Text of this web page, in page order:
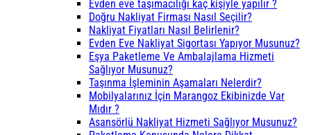
Evden eve taşımacılığı kaç kişiyle yapılır ?
Doğru Nakliyat Firması Nasıl Seçilir?
Nakliyat Fiyatları Nasıl Belirlenir?
Evden Eve Nakliyat Sigortası Yapıyor Musunuz?
Eşya Paketleme Ve Ambalajlama Hizmeti
Sağlıyor Musunuz?
Taşınma İşleminin Aşamaları Nelerdir?
Mobilyalarınız İçin Marangoz Ekibinizde Var
Mıdır ?
Asansörlü Nakliyat Hizmeti Sağlıyor Musunuz?